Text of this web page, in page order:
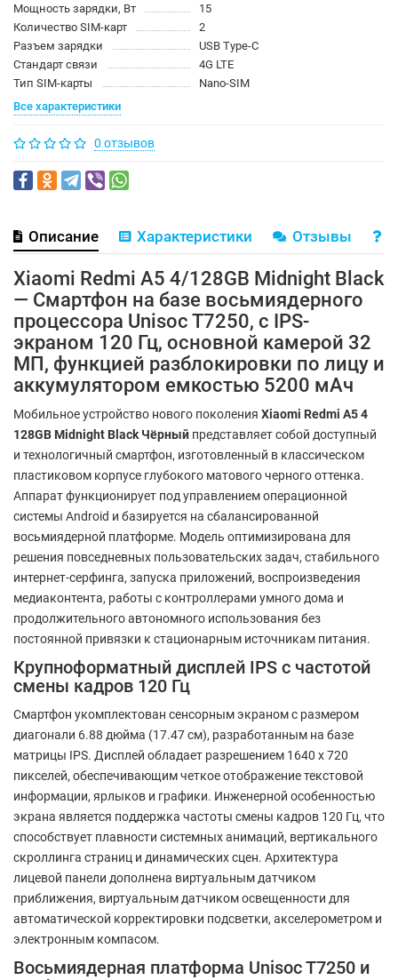
Мощность зарядки, Вт
15
Количество SIM-карт
2
Разъем зарядки
USB Type-C
Стандарт связи
4G LTE
Тип SIM-карты
Nano-SIM
Все характеристики
0 отзывов
Описание Характеристики Отзывы
Xiaomi Redmi A5 4/128GB Midnight Black
— Смартфон на базе восьмиядерного
процессора Unisoc T7250, с IPS-
экраном 120 Гц, основной камерой 32
МП, функцией разблокировки по лицу и
аккумулятором емкостью 5200 мАч
Мобильное устройство нового поколения Xiaomi Redmi A5 4
128GB Midnight Black Чёрный представляет собой доступный
и технологичный смартфон, изготовленный в классическом
пластиковом корпусе глубокого матового черного оттенка.
Аппарат функционирует под управлением операционной
системы Android и базируется на сбалансированной
восьмиядерной платформе. Модель оптимизирована для
решения повседневных пользовательских задач, стабильного
интернет-серфинга, запуска приложений, воспроизведения
медиаконтента, работы с контроллерами умного дома и
продолжительного автономного использования без
постоянной привязки к стационарным источникам питания.
Крупноформатный дисплей IPS с частотой
смены кадров 120 Гц
Смартфон укомплектован сенсорным экраном с размером
диагонали 6.88 дюйма (17.47 см), разработанным на базе
матрицы IPS. Дисплей обладает разрешением 1640 x 720
пикселей, обеспечивающим четкое отображение текстовой
информации, ярлыков и графики. Инженерной особенностью
экрана является поддержка частоты смены кадров 120 Гц, что
способствует плавности системных анимаций, вертикального
скроллинга страниц и динамических сцен. Архитектура
лицевой панели дополнена виртуальным датчиком
приближения, виртуальным датчиком освещенности для
автоматической корректировки подсветки, акселерометром и
электронным компасом.
Восьмиядерная платформа Unisoc T7250 и